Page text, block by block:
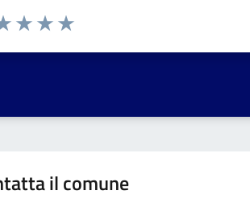
1 a 5 stelle la pagina
il comune